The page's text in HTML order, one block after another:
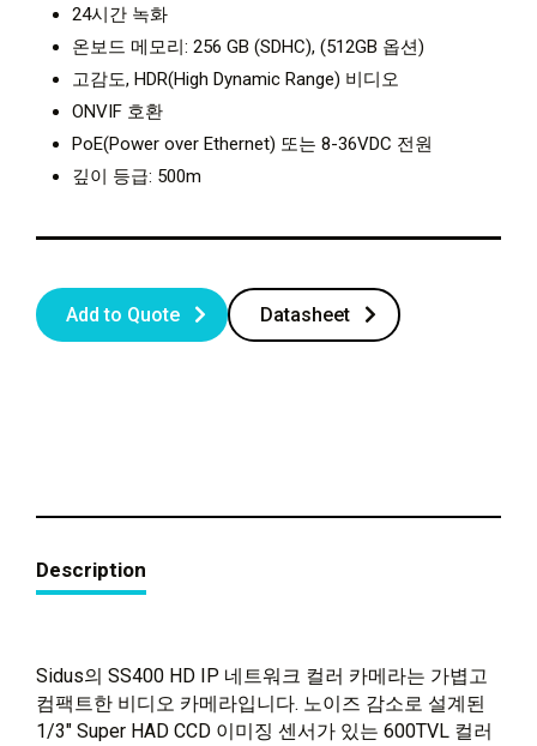
24시간 녹화
온보드 메모리: 256 GB (SDHC), (512GB 옵션)
고감도, HDR(High Dynamic Range) 비디오
ONVIF 호환
PoE(Power over Ethernet) 또는 8-36VDC 전원
깊이 등급: 500m
Add to Quote Datasheet
Description
Sidus의 SS400 HD IP 네트워크 컬러 카메라는 가볍고
컴팩트한 비디오 카메라입니다. 노이즈 감소로 설계된
1/3″ Super HAD CCD 이미징 센서가 있는 600TVL 컬러